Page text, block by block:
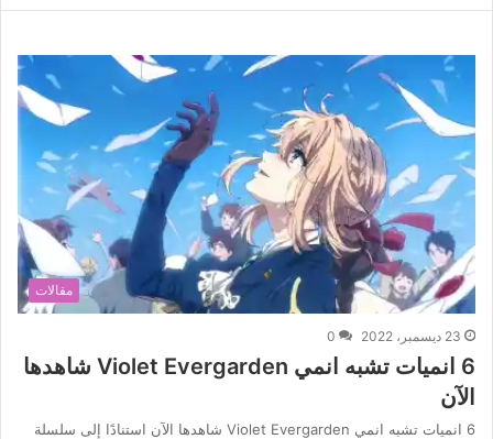
مقالات
23 ديسمبر، 2022 0
6 انميات تشبه انمي Violet Evergarden شاهدها
الآن
6 انميات تشبه انمي Violet Evergarden شاهدها الآن استنادًا إلى سلسلة